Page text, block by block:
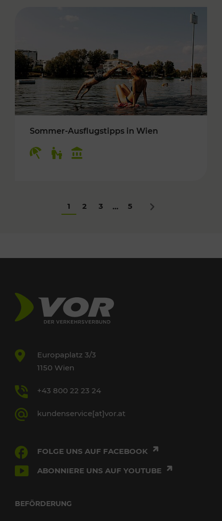
Sommer-Ausflugstipps in Wien
1 2 3 ... 5 Nächstes
Europaplatz 3/3
1150 Wien
+43 800 22 23 24
kundenservice[at]vor.at
FOLGE UNS AUF FACEBOOK
ABONNIERE UNS AUF YOUTUBE
BEFÖRDERUNG